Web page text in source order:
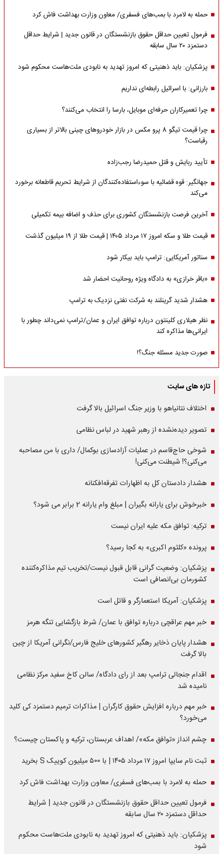
حمله به لامرد با بمب‌های فسفری/ معاون وزارت بهداشت فاش کرد
فرمول تعیین حداقل حقوق بازنشستگان در قانون جدید | شرایط حداقل
دستمزد ۲۰ سال سابقه
پزشکیان: باید ذهنیتی که امروز تهدید به نابودی ملت‌هاست محکوم شود
بارزانی: با اسرائیل رابطه‌ای نداریم
چرا تعمیرکاران حرفه‌ای موبایل، بارسا را انتخاب می‌کنند؟
چرا قیمت تیگو 8 پرو مکس در بازار خودروهای چینی بالاتر از بسیاری
رقباست؟
تأیید ربایش و قتل حمیدرضا رجب‌زاده
جهانگیر: قوه قضائیه با سوءاستفاده‌کنندگان از شرایط تحریم قاطعانه برخورد
می‌کند
آخرین فرصت بازنشستگان کشوری برای حذف و اضافه بیمه تکمیلی
قیمت طلا و سکه امروز ۱۷ مرداد ۱۴۰۵ | قیمت طلا از ۱۹ میلیون گذشت
سناتور آمریکایی: ترامپ باید بیکار شود
«باقر خرازی» به دادگاه ویژه روحانیت احضار شد
هشدار شدید گرینلند به شرکت نفتی نزدیک به ترامپ
نظر هیلاری کلینتون درباره توافق ایران و عمان/ترامپ نمی‌داند چطور با
ایرانی‌ها مذاکره کند
صورت جدید مسئله جنگ؟!
تازه های سایت
اختلاف نتانیاهو با وزیر جنگ اسرائیل بالا گرفت
تصویر دیده‌نشده از رهبر شهید در لباس نظامی
شوخی حاج‌قاسم در عملیات آزادسازی بوکمال/ داری با من مصاحبه‌
می‌کنی؟! شیطنت می‌کنی!
هشدار دادستان کل به اظهارات تفرقه‌افکنانه
خبرخوش برای یارانه بگیران | مبلغ وام یارانه 2 برابر می شود؟
ترکیه: توافق مکه علیه ایران نیست
پرونده «کلثوم اکبری» به کجا رسید؟
پزشکیان: وضعیت گرانی قابل قبول نیست/تخریب تیم مذاکره‌کننده
کشورمان بی‌انصافی است
پزشکیان: آمریکا استعمارگر و قاتل است
خبر مهم عراقچی درباره توافق با عمان/ شرط بازگشایی تنگه هرمز
هشدار پایان ذخایر رهگیر کشورهای خلیج فارس/نگرانی آمریکا از چین
بالا گرفت
اقدام جنجالی ترامپ بعد از رای دادگاه/ سالن کاخ سفید مرکز نظامی
نامیده شد
خبر مهم درباره افزایش حقوق کارگران | مذاکرات ترمیم دستمزد کی کلید
می‌خورد؟
چشم انداز «توافق مکه»/ اهداف عربستان، ترکیه و پاکستان چیست؟
ثبت نام سایپا امروز ۱۷ مرداد ۱۴۰۵ | با ۵۰۰ میلیون کوییک S بخرید
حمله به لامرد با بمب‌های فسفری/ معاون وزارت بهداشت فاش کرد
فرمول تعیین حداقل حقوق بازنشستگان در قانون جدید | شرایط
حداقل دستمزد ۲۰ سال سابقه
پزشکیان: باید ذهنیتی که امروز تهدید به نابودی ملت‌هاست محکوم
شود